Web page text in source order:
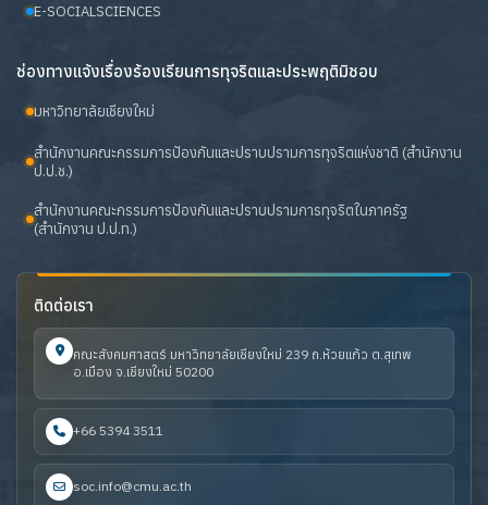
E-SOCIALSCIENCES
ช่องทางแจ้งเรื่องร้องเรียนการทุจริตและประพฤติมิชอบ
มหาวิทยาลัยเชียงใหม่
สำนักงานคณะกรรมการป้องกันและปราบปรามการทุจริตแห่งชาติ (สำนักงาน
ป.ป.ช.)
สำนักงานคณะกรรมการป้องกันและปราบปรามการทุจริตในภาครัฐ
(สำนักงาน ป.ป.ท.)
ติดต่อเรา
คณะสังคมศาสตร์ มหาวิทยาลัยเชียงใหม่ 239 ถ.ห้วยแก้ว ต.สุเทพ
อ.เมือง จ.เชียงใหม่ 50200
+66 5394 3511
soc.info@cmu.ac.th